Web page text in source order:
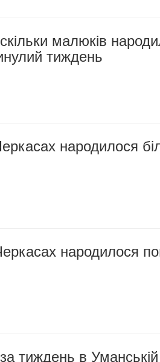
малюків
тиждень
народилося
народилося
тиждень в Уманській